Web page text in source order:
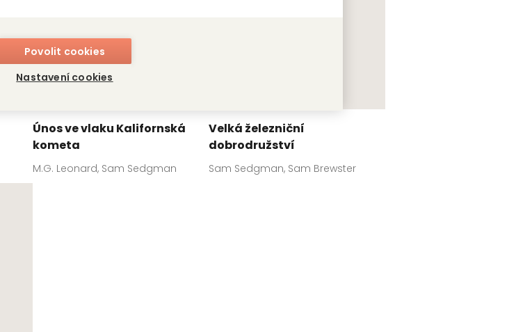
Povolit cookies
Nastavení cookies
Únos ve vlaku Kalifornská
kometa
M.G. Leonard, Sam Sedgman
Velká železniční
dobrodružství
Sam Sedgman, Sam Brewster